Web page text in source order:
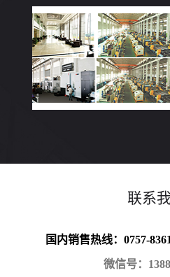
联系
国内销售热线：0757-
微信号：